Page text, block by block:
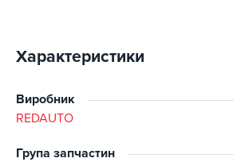
Характеристики
Виробник
REDAUTO
Група запчастин